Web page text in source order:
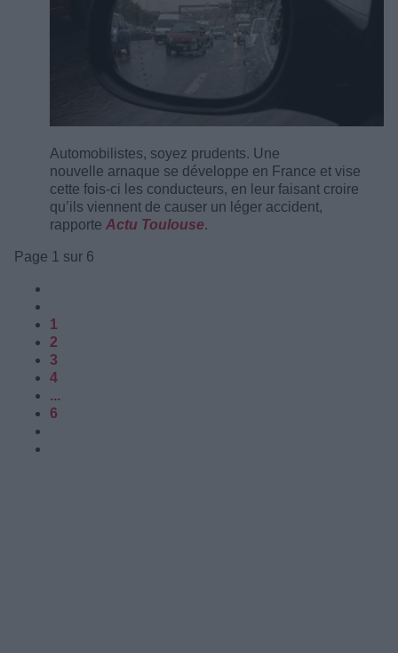
Automobilistes, soyez prudents. Une
nouvelle arnaque se développe en France et vise
cette fois-ci les conducteurs, en leur faisant croire
qu’ils viennent de causer un léger accident,
rapporte Actu Toulouse.
Page 1 sur 6
1
2
3
4
...
6